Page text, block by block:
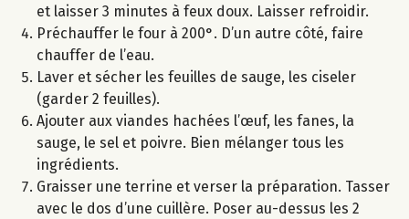
et laisser 3 minutes à feux doux. Laisser refroidir.
Préchauffer le four à 200°. D’un autre côté, faire
chauffer de l’eau.
Laver et sécher les feuilles de sauge, les ciseler
(garder 2 feuilles).
Ajouter aux viandes hachées l’œuf, les fanes, la
sauge, le sel et poivre. Bien mélanger tous les
ingrédients.
Graisser une terrine et verser la préparation. Tasser
avec le dos d’une cuillère. Poser au-dessus les 2